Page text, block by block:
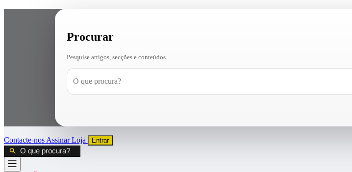
Procurar
Pesquise artigos, secções e conteúdos
Contacte-nos AssinarLoja Entrar